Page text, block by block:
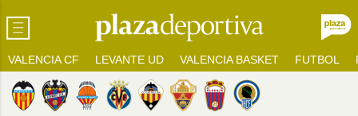
VALENCIA CF LEVANTE UD VALENCIA BASKET FUTBOL